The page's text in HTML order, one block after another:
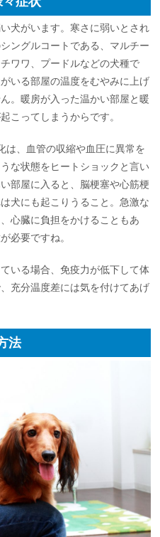
犬がいます。寒さに弱いとされ
ングルコートである、マルチー
ワワ、プードルなどの犬種で
いる部屋の温度をむやみに上げ
。暖房が入った温かい部屋と暖
こってしまうからです。
は、血管の収縮や血圧に異常を
な状態をヒートショックと言い
部屋に入ると、脳梗塞や心筋梗
犬にも起こりうること。急激な
心臓に負担をかけることもあ
必要ですね。
いる場合、免疫力が低下して体
充分温度差には気を付けてあげ
法